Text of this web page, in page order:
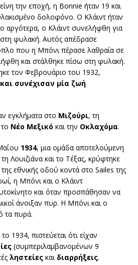
την εποχή, η Bonnie ήταν 19 και
δολοφόνο. Ο Κλάιντ ήταν
αργότερα, ο Κλάιντ συνελήφθη για
φυλακή. Αυτός απέδρασε
που η Μπόνι πέρασε λαθραία σε
και στάλθηκε πίσω στη φυλακή.
τον Φεβρουάριο του 1932,
και συνέχισαν μία ζωή
εγκλήματα στο Μιζούρι, τη
Νέο Μεξικό και την Οκλαχόμα.
1934, μια ομάδα αποτελούμενη
Λουιζιάνα και το Τέξας, κρύφτηκε
εθνικής οδού κοντά στο Sailes της
η Μπόνι και ο Κλάιντ
και όταν προσπάθησαν να
άνοιξαν πυρ. Η Μπόνι και ο
τα πυρά.
1934, πιστεύεται ότι είχαν
(συμπεριλαμβανομένων 9
ληστείες και διαρρήξεις.